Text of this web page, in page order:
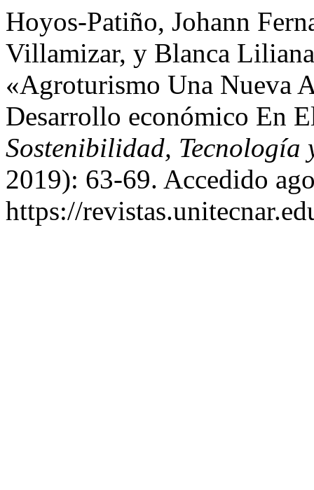
Hoyos-Patiño, Johann
Villamizar, y Blanca
«Agroturismo Una Nueva
Desarrollo económico En
Sostenibilidad, Tecnología
2019): 63-69. Accedido
https://